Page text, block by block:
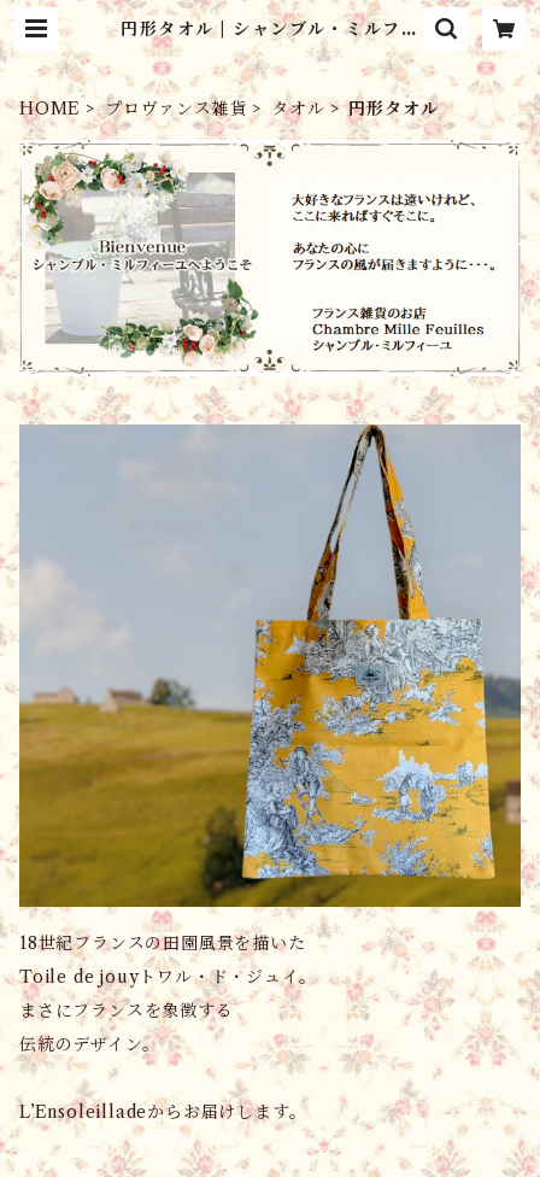
円形タオル | シャンブル・ミルフィ
ーユ Chambre Mille Feuilles
HOME プロヴァンス雑貨 タオル 円形タオル
18世紀フランスの田園風景を描いた
Toile de jouyトワル・ド・ジュイ。
まさにフランスを象徴する
伝統のデザイン。
L’Ensoleilladeからお届けします。